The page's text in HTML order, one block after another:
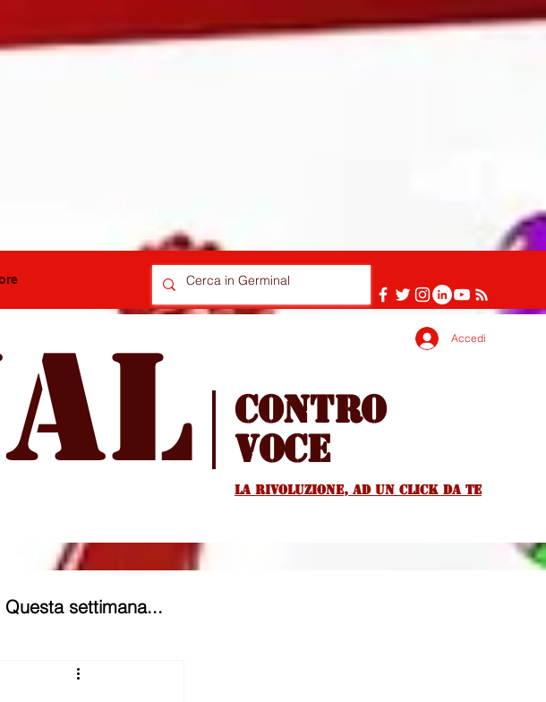
Accedi
Contro
voce
La rivoluzione, ad un Click da te
Questa settimana...